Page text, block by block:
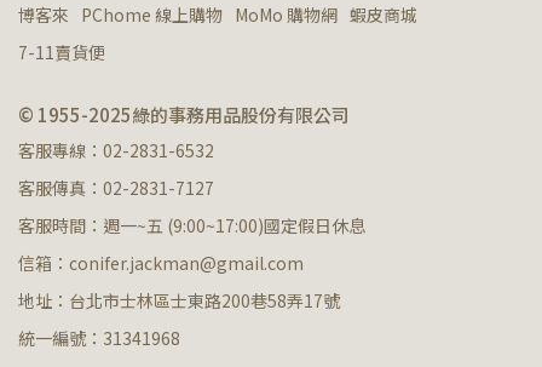
博客來 PChome 線上購物 MoMo 購物網 蝦皮商城
7-11賣貨便
© 1955-2025綠的事務用品股份有限公司
客服專線：02-2831-6532
客服傳真：02-2831-7127
客服時間：週一~五 (9:00~17:00)國定假日休息
信箱：conifer.jackman@gmail.com
地址：台北市士林區士東路200巷58弄17號
統一編號：31341968